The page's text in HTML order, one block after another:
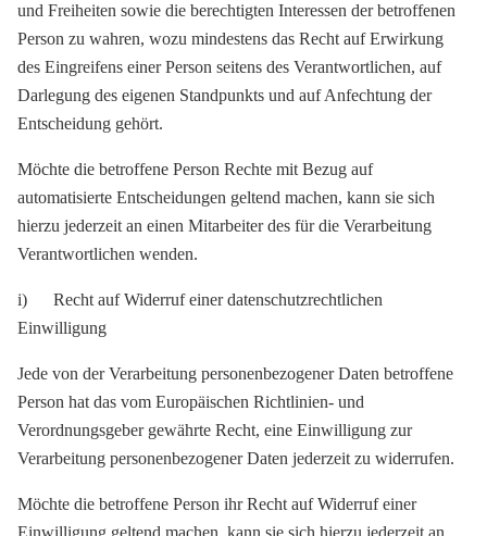
und Freiheiten sowie die berechtigten Interessen der betroffenen
Person zu wahren, wozu mindestens das Recht auf Erwirkung
des Eingreifens einer Person seitens des Verantwortlichen, auf
Darlegung des eigenen Standpunkts und auf Anfechtung der
Entscheidung gehört.
Möchte die betroffene Person Rechte mit Bezug auf
automatisierte Entscheidungen geltend machen, kann sie sich
hierzu jederzeit an einen Mitarbeiter des für die Verarbeitung
Verantwortlichen wenden.
i) Recht auf Widerruf einer datenschutzrechtlichen
Einwilligung
Jede von der Verarbeitung personenbezogener Daten betroffene
Person hat das vom Europäischen Richtlinien- und
Verordnungsgeber gewährte Recht, eine Einwilligung zur
Verarbeitung personenbezogener Daten jederzeit zu widerrufen.
Möchte die betroffene Person ihr Recht auf Widerruf einer